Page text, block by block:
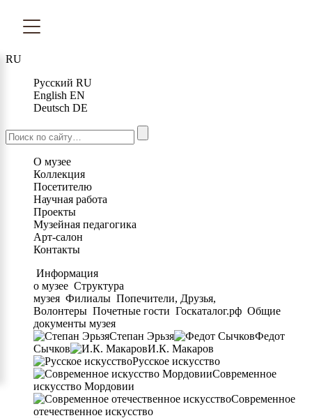
RU
Русский RU
English EN
Deutsch DE
О музее
Коллекция
Посетителю
Научная работа
Проекты
Музейная педагогика
Арт-салон
Контакты
Информация
о музее Структура
музея Филиалы Попечители, Друзья,
Волонтеры Почетные гости Госкаталог.рф Общие
документы музея
Степан Эрьзя
Федот
Сычков
И.К. Макаров
Русское искусство
Современное
искусство Мордовии
Современное
отечественное искусство